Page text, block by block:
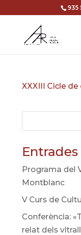
935
XXXIII Cicle
Programa del
Montblanc
V Curs de
Conferència:
relat dels